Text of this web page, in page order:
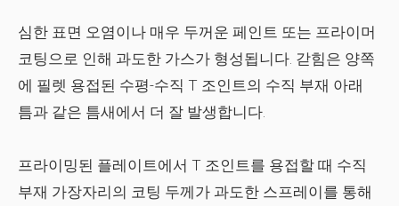
심한 표면 오염이나 매우 두꺼운 페인트 또는 프라이머
코팅으로 인해 과도한 가스가 형성됩니다. 갇힘은 양쪽
에 필렛 용접된 수평-수직 T 조인트의 수직 부재 아래
틈과 같은 틈새에서 더 잘 발생합니다.
프라이밍된 플레이트에서 T 조인트를 용접할 때 수직
부재 가장자리의 코팅 두께가 과도한 스프레이를 통해